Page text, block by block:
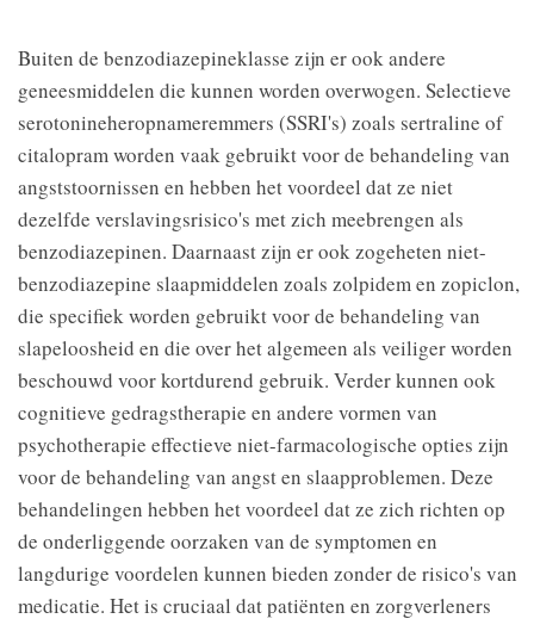
Buiten de benzodiazepineklasse zijn er ook andere
geneesmiddelen die kunnen worden overwogen. Selectieve
serotonineheropnameremmers (SSRI's) zoals sertraline of
citalopram worden vaak gebruikt voor de behandeling van
angststoornissen en hebben het voordeel dat ze niet
dezelfde verslavingsrisico's met zich meebrengen als
benzodiazepinen. Daarnaast zijn er ook zogeheten niet-
benzodiazepine slaapmiddelen zoals zolpidem en zopiclon,
die specifiek worden gebruikt voor de behandeling van
slapeloosheid en die over het algemeen als veiliger worden
beschouwd voor kortdurend gebruik. Verder kunnen ook
cognitieve gedragstherapie en andere vormen van
psychotherapie effectieve niet-farmacologische opties zijn
voor de behandeling van angst en slaapproblemen. Deze
behandelingen hebben het voordeel dat ze zich richten op
de onderliggende oorzaken van de symptomen en
langdurige voordelen kunnen bieden zonder de risico's van
medicatie. Het is cruciaal dat patiënten en zorgverleners